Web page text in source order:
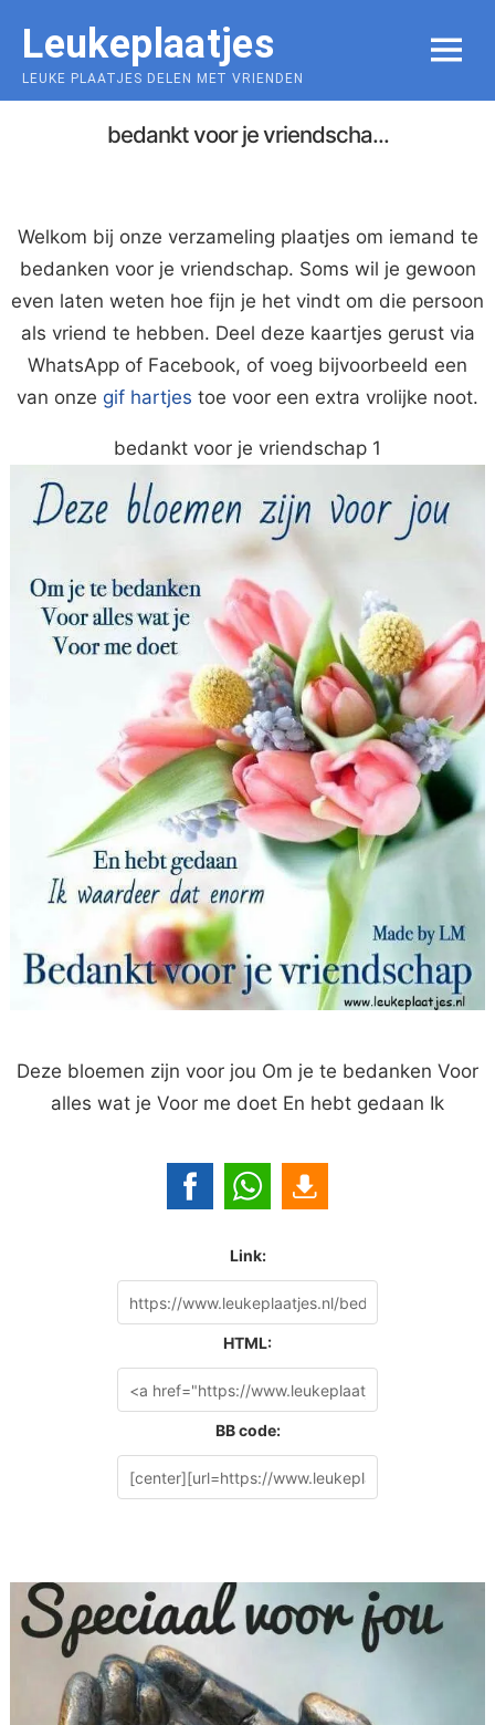
content
Leukeplaatjes
LEUKE PLAATJES DELEN MET VRIENDEN
MENU
bedankt voor je vriendscha...
Welkom bij onze verzameling plaatjes om iemand te
bedanken voor je vriendschap. Soms wil je gewoon
even laten weten hoe fijn je het vindt om die persoon
als vriend te hebben. Deel deze kaartjes gerust via
WhatsApp of Facebook, of voeg bijvoorbeeld een
van onze gif hartjes toe voor een extra vrolijke noot.
bedankt voor je vriendschap 1
Deze bloemen zijn voor jou Om je te bedanken Voor
alles wat je Voor me doet En hebt gedaan Ik
Link:
HTML:
BB code: